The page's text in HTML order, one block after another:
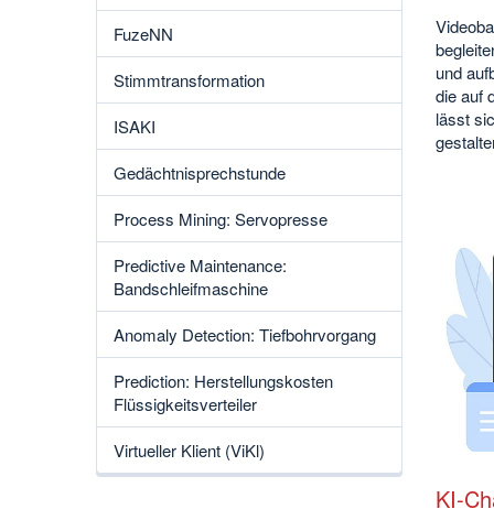
FuzeNN
Stimmtransformation
ISAKI
Gedächtnisprechstunde
Process Mining: Servopresse
Predictive Maintenance:
Bandschleifmaschine
Anomaly Detection: Tiefbohrvorgang
Prediction: Herstellungskosten
Flüssigkeitsverteiler
Virtueller Klient (ViKl)
und
die auf
lässt
KI-